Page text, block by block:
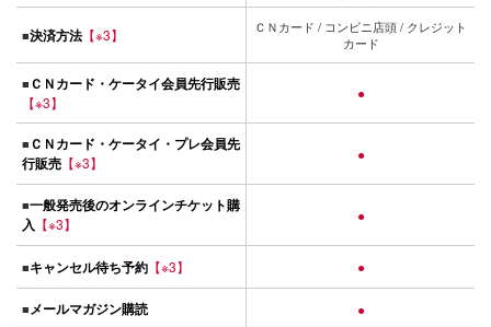
■決済方法 【※3】
ＣＮカード / コンビニ店頭 / クレジット
カード
■ＣＮカード・ケータイ会員先行販売
【※3】
●
■ＣＮカード・ケータイ・プレ会員先
行販売 【※3】 ●
■一般発売後のオンラインチケット購
入 【※3】 ●
■キャンセル待ち予約 【※3】 ●
■メールマガジン購読 ●